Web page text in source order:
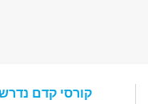
קורסי קדם